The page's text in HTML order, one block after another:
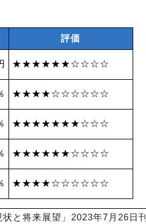
評価
★★★★★★☆☆☆☆
★★★★☆☆☆☆☆☆
★★★★★★★☆☆☆
★★★★★★☆☆☆☆
★★★★☆☆☆☆☆☆
と将来展望」2023年7月26日刊